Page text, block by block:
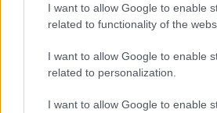
I want to allow Google to enable
related to functionality of the
I want to allow Google to enable
related to personalization.
I want to allow Google to enable
Διαβάστε και ακολουθήστε τους